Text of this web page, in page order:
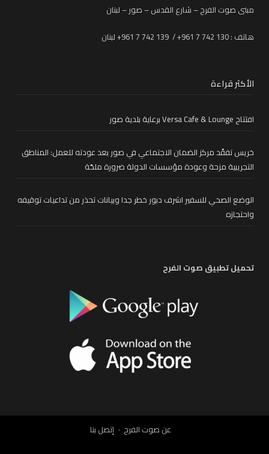
مبنى صوت الفرح – شارع القدس – صور – لبنان
هاتف : 130 742 7 961+ / 139 742 7 961+ لبنان
الأكثر قراءة
افتتاح Versa Cafe & Lounge برعاية بلدية صور
خريس تفقّد مركز الضمان الاجتماعي في صور بعد عودته للعمل: المناطق
التجريبية مزحة وعودة مؤسسات الدولة ضرورة ملحّة
الوضع الصحي للسفير اشرف دبور خطر جدا وبيانات تحذر من تداعيات توقيفه
واحتجازه
تحميل تطبيق صوت الفرح
عن صوت الفرح إتصل بنا